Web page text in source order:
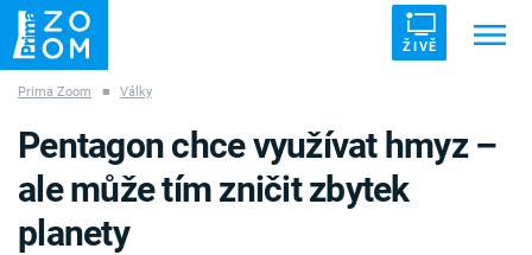
ŽIVĚ
ZÁHADY VETŘELCI DÁVNOVĚKU
Prima Zoom ■ Války
Pentagon chce využívat hmyz –
ale může tím zničit zbytek
planety